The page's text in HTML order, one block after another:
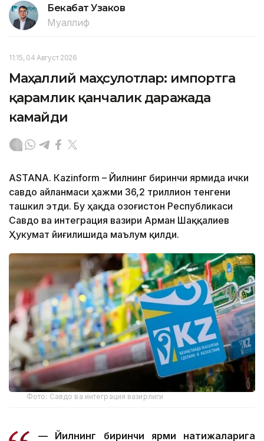
Бекабат Узаков
Муаллиф
11:15, 04 Август 2026
Маҳаллий маҳсулотлар: импортга
қарамлик қанчалик даражада
камайди
ASTANА. Кazinform – Йилнинг биринчи ярмида ички
савдо айланмаси ҳажми 36,2 триллион тенгени
ташкил этди. Бу ҳақда Қозоғистон Республикаси
Савдо ва интеграция вазири Арман Шаққалиев
Ҳукумат йиғилишида маълум қилди.
Фото: Савдо ва интеграция вазирлиги
— Йилнинг биринчи ярми натижаларига